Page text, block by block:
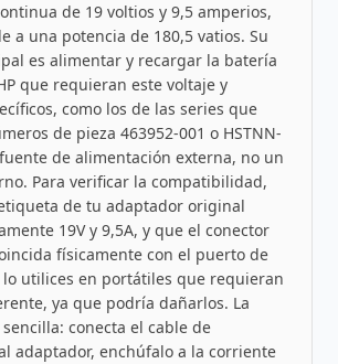
de 19 voltios y 9,5 amperios,
a una potencia de 180,5 vatios. Su
es alimentar y recargar la batería
que requieran este voltaje y
como los de las series que
de pieza 463952-001 o HSTNN-
de alimentación externa, no un
Para verificar la compatibilidad,
de tu adaptador original
19V y 9,5A, y que el conector
físicamente con el puerto de
utilices en portátiles que requieran
ya que podría dañarlos. La
conecta el cable de
adaptador, enchúfalo a la corriente